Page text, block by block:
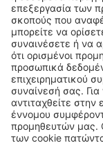
και
City Break